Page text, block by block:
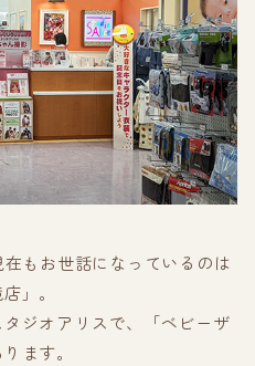
もお世話になっているのは
」。
ジオアリスで、「ベビーザ
ます。